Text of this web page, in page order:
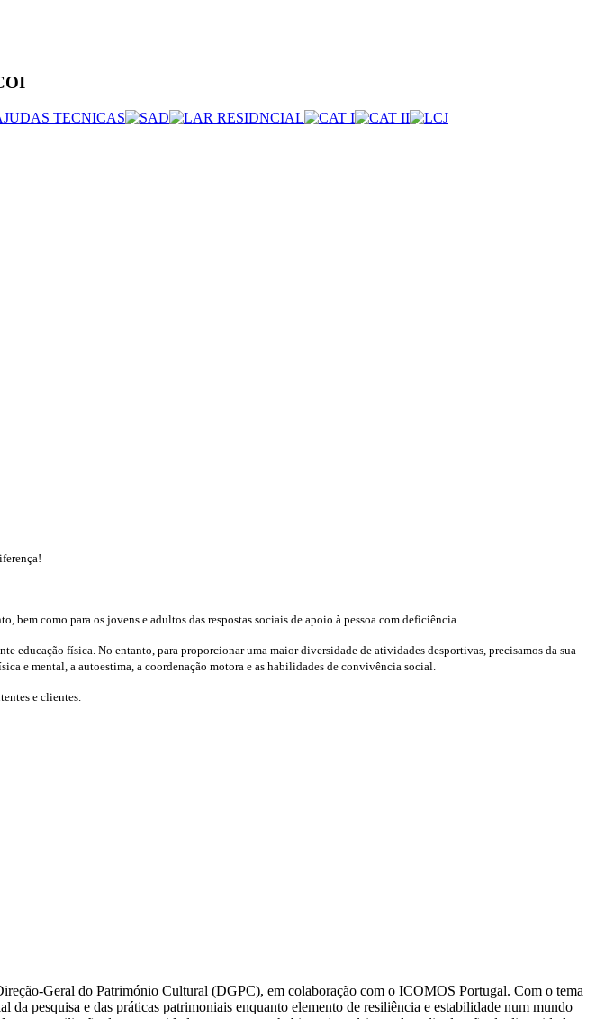
bem como para os jovens e adultos das respostas sociais de apoio à pessoa com deficiência.
educação física. No entanto, para proporcionar uma maior diversidade de atividades desportivas, precisamos da sua
e mental, a autoestima, a coordenação motora e as habilidades de convivência social.
e clientes.
Geral do Património Cultural (DGPC), em colaboração com o ICOMOS Portugal. Com o tema
pesquisa e das práticas patrimoniais enquanto elemento de resiliência e estabilidade num mundo